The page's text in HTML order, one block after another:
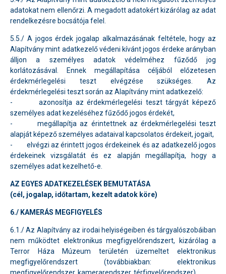
adatokat nem ellenőrzi. A megadott adatokért kizárólag az adat
rendelkezésre bocsátója felel.
5.5./ A jogos érdek jogalap alkalmazásának feltétele, hogy az
Alapítvány mint adatkezelő védeni kívánt jogos érdeke arányban
álljon a személyes adatok védelméhez fűződő jog
korlátozásával. Ennek megállapítása céljából előzetesen
érdekmérlegelési teszt elvégzése szükséges. Az
érdekmérlegelési teszt során az Alapítvány mint adatkezelő:
- azonosítja az érdekmérlegelési teszt tárgyát képező
személyes adat kezeléséhez fűződő jogos érdekét,
- megállapítja az érintettnek az érdekmérlegelési teszt
alapját képező személyes adataival kapcsolatos érdekeit, jogait,
- elvégzi az érintett jogos érdekeinek és az adatkezelő jogos
érdekeinek vizsgálatát és ez alapján megállapítja, hogy a
személyes adat kezelhető-e.
AZ EGYES ADATKEZELÉSEK BEMUTATÁSA
(cél, jogalap, időtartam, kezelt adatok köre)
6./ KAMERÁS MEGFIGYELÉS
6.1./ Az Alapítvány az irodai helyiségeiben és tárgyalószobáiban
nem működtet elektronikus megfigyelőrendszert, kizárólag a
Terror Háza Múzeum területén üzemeltet elektronikus
megfigyelőrendszert (továbbiakban: elektronikus